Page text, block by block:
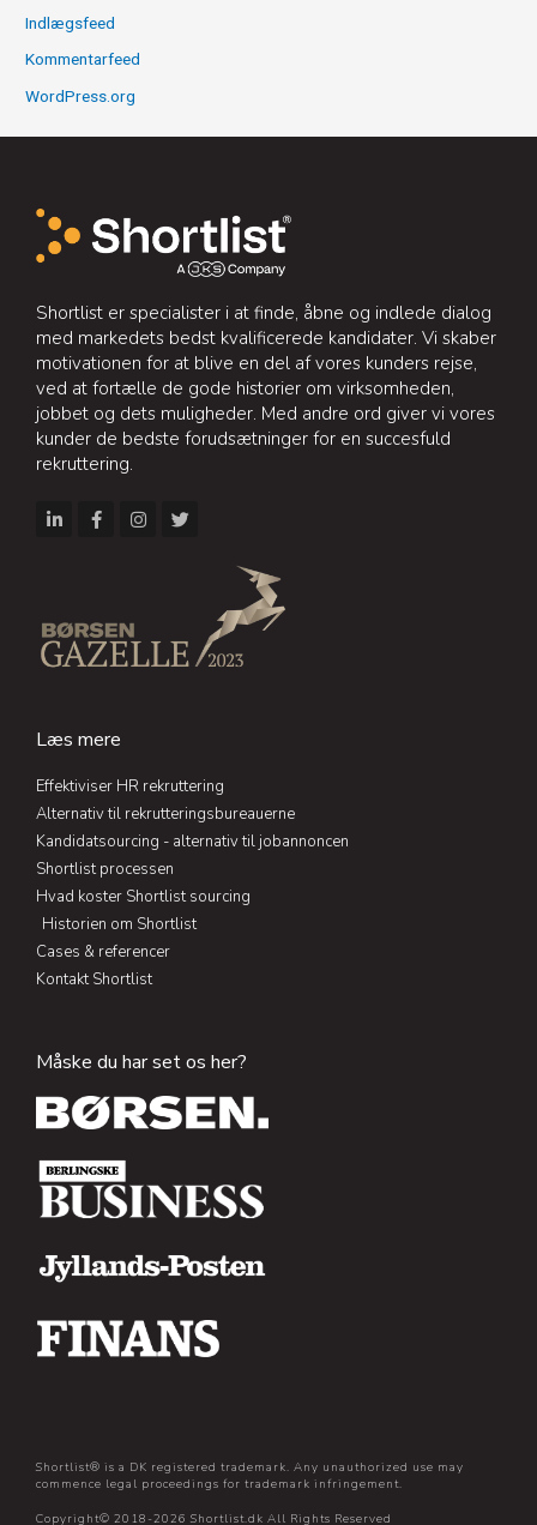
Indlægsfeed
Kommentarfeed
WordPress.org
Shortlist er specialister i at finde, åbne og indlede dialog
med markedets bedst kvalificerede kandidater. Vi skaber
motivationen for at blive en del af vores kunders rejse,
ved at fortælle de gode historier om virksomheden,
jobbet og dets muligheder. Med andre ord giver vi vores
kunder de bedste forudsætninger for en succesfuld
rekruttering.
i
n
-
i
F
a
k
-
f
I
n
T
w
Læs mere
Effektiviser HR rekruttering
Alternativ til rekrutteringsbureauerne
Kandidatsourcing - alternativ til jobannoncen
Shortlist processen
Hvad koster Shortlist sourcing
Historien om Shortlist
Cases & referencer
Kontakt Shortlist
Måske du har set os her?
Shortlist® is a DK registered trademark. Any unauthorized use may
commence legal proceedings for trademark infringement.
Copyright© 2018-2026 Shortlist.dk All Rights Reserved